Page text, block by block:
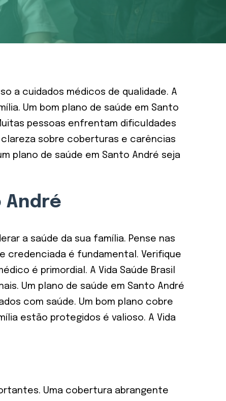
a cuidados médicos de qualidade. A
Um bom plano de saúde em Santo
pessoas enfrentam dificuldades
sobre coberturas e carências
plano de saúde em Santo André seja
André
a saúde da sua família. Pense nas
credenciada é fundamental. Verifique
é primordial. A Vida Saúde Brasil
Um plano de saúde em Santo André
com saúde. Um bom plano cobre
estão protegidos é valioso. A Vida
Uma cobertura abrangente